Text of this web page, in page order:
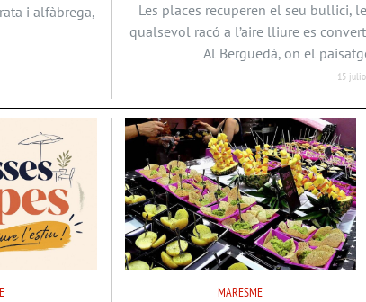
i alfàbrega,
Les places recuperen el seu bullici,
qualsevol racó a l’aire lliure es
Al Berguedà, on el
15
MARESME